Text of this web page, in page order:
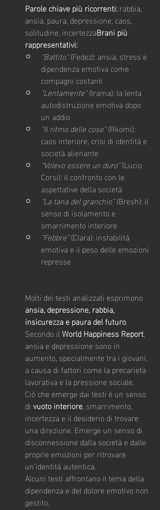
Parole chiave più ricorrenti: rabbia,
ansia, paura, depressione, caos,
solitudine, incertezzaBrani più
rappresentativi:
"Battito" (Fedez): ansia, stress e
dipendenza emotiva come
compagni costanti
"Lentamente" (Irama): la lenta
autodistruzione emotiva dopo
un addio
"Il ritmo delle cose" (Rkomi):
caos interiore, crisi di identità e
società alienante
“Volevo essere un duro” (Lucio
Corsi): il confronto con le
aspettative della società
“La tana del granchio” (Bresh): il
senso di isolamento e
smarrimento interiore
“Febbre” (Clara): instabilità
emotiva e il peso delle emozioni
represse
Molti dei testi analizzati esprimono
ansia, depressione, rabbia,
insicurezza e paura del futuro.
Secondo il World Happiness Report,
ansia e depressione sono in
aumento, specialmente tra i giovani,
a causa di fattori come la precarietà
lavorativa e la pressione sociale.
Ciò che emerge dai testi è un senso
di vuoto interiore, smarrimento,
incertezza e il desiderio di trovare
una direzione. Emerge un senso di
disconnessione dalla società e dalle
proprie emozioni per ritrovare
un’identità autentica.
Alcuni testi affrontano il tema della
dipendenza e del dolore emotivo non
gestito.